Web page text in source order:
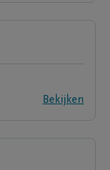
Bekijken